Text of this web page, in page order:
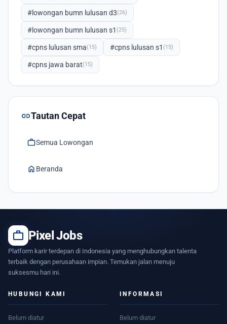
#lowongan bumn lulusan d3(26)
#lowongan bumn lulusan s1 (25)
#cpns lulusan sma(15) #cpns lulusan s1 (15)
#cpns jawa barat(15)
linkTautan Cepat
workSemua Lowongan
home Beranda
work Pixel Jobs
Platform karir terdepan di Indonesia yang menghubungkan talenta
terbaik dengan perusahaan impian. Temukan jalan menuju
suksesmu hari ini.
HUBUNGI KAMI
Belum diatur
INFORMASI
Belum diatur